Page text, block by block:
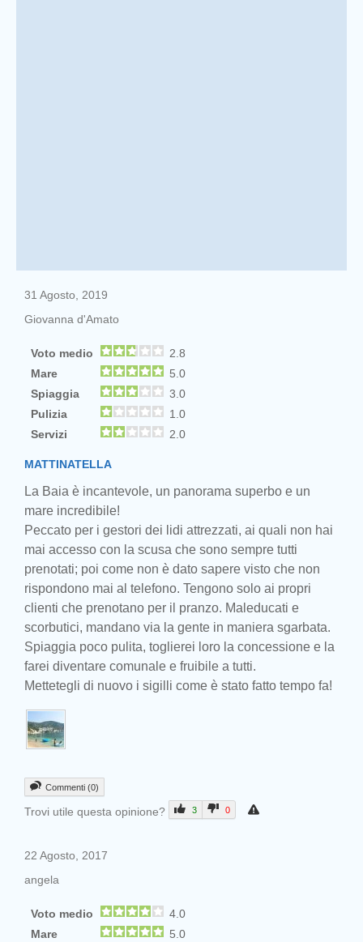
31 Agosto, 2019
Giovanna d'Amato
Voto medio
2.8
Mare
5.0
Spiaggia
3.0
Pulizia
1.0
Servizi
2.0
MATTINATELLA
La Baia è incantevole, un panorama superbo e un
mare incredibile!
Peccato per i gestori dei lidi attrezzati, ai quali non hai
mai accesso con la scusa che sono sempre tutti
prenotati; poi come non è dato sapere visto che non
rispondono mai al telefono. Tengono solo ai propri
clienti che prenotano per il pranzo. Maleducati e
scorbutici, mandano via la gente in maniera sgarbata.
Spiaggia poco pulita, toglierei loro la concessione e la
farei diventare comunale e fruibile a tutti.
Mettetegli di nuovo i sigilli come è stato fatto tempo fa!
Commenti (0)
Trovi utile questa opinione? 3 0
22 Agosto, 2017
angela
Voto medio
4.0
Mare
5.0